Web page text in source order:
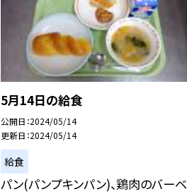
5月14日の給食
公開日 2024/05/14
更新日 2024/05/14
給食
パン(パンプキンパン)、鶏肉のバーベ